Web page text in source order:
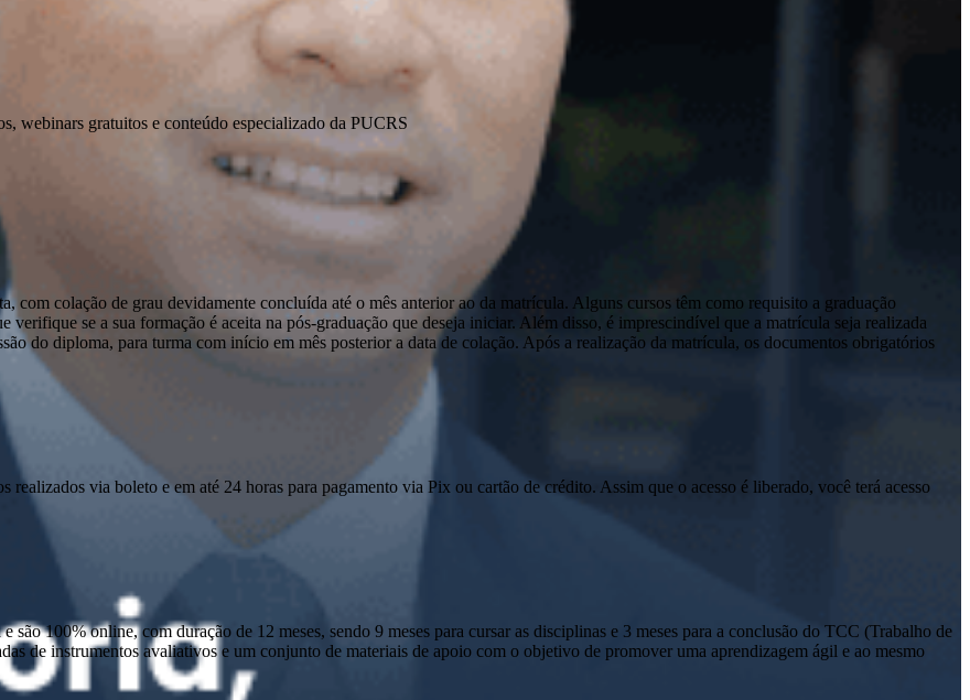
webinars gratuitos e conteúdo especializado da PUCRS
com colação de grau devidamente concluída até o mês anterior ao da matrícula. Alguns cursos têm como requisito a graduação
se a sua formação é aceita na pós-graduação que deseja iniciar. Além disso, é imprescindível que a matrícula seja realizada
do diploma, para turma com início em mês posterior a data de colação. Após a realização da matrícula, os documentos obrigatórios
via boleto e em até 24 horas para pagamento via Pix ou cartão de crédito. Assim que o acesso é liberado, você terá acesso
são 100% online, com duração de 12 meses, sendo 9 meses para cursar as disciplinas e 3 meses para a conclusão do TCC (Trabalho de
de instrumentos avaliativos e um conjunto de materiais de apoio com o objetivo de promover uma aprendizagem ágil e ao mesmo